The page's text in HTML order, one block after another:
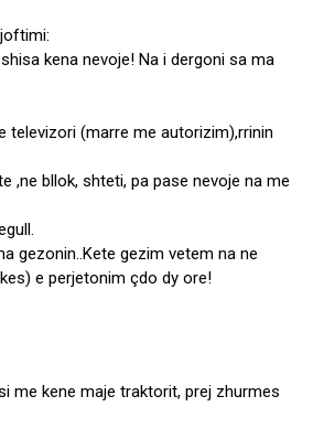
kena nevoje! Na i dergoni sa ma
televizori (marre me autorizim),rrinin
,ne bllok, shteti, pa pase nevoje na me
gezonin..Kete gezim vetem na ne
e perjetonim çdo dy ore!
me kene maje traktorit, prej zhurmes